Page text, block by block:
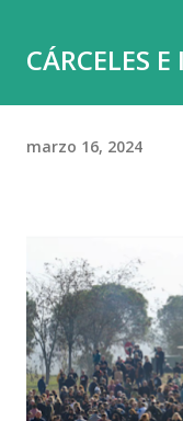
CÁRCELES
marzo 16, 2024